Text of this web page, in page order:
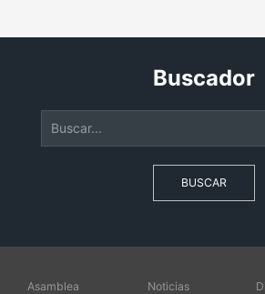
Buscador
BUSCAR
Asamblea
Noticias